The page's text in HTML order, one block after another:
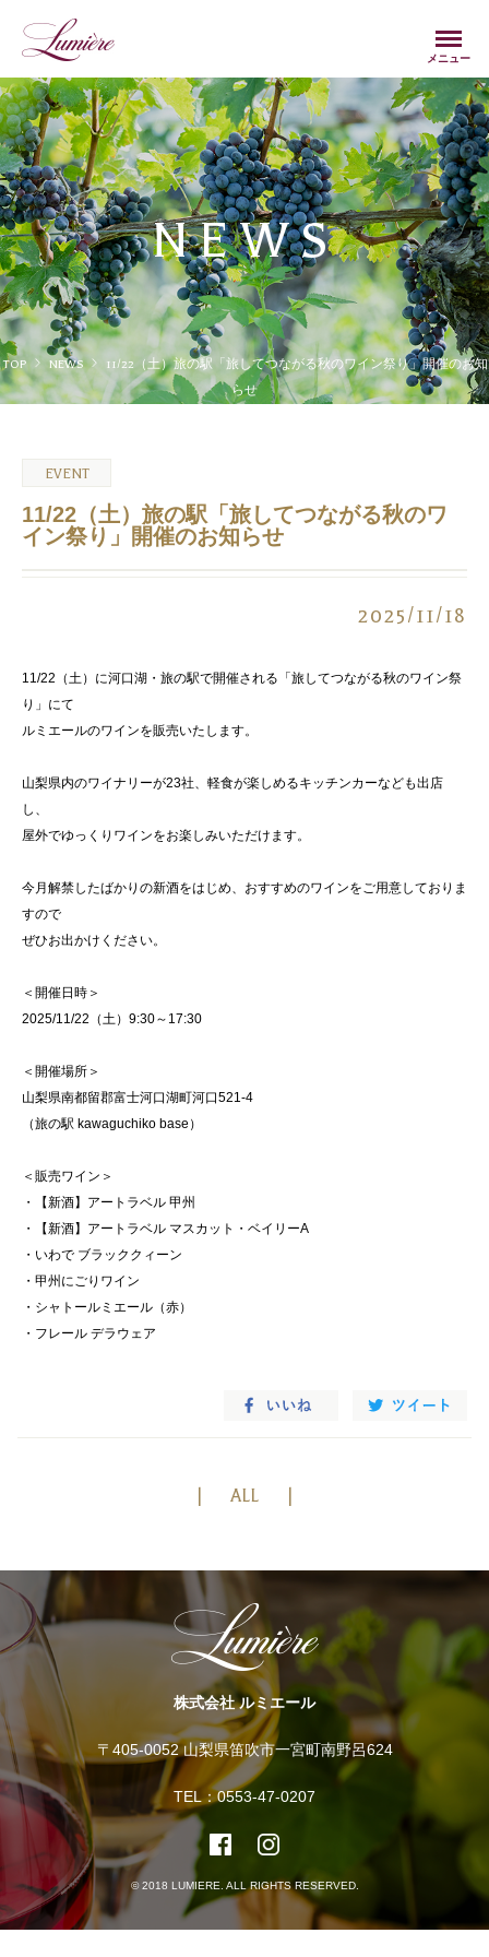
メニュー
NEWS
TOP NEWS
11/22（土）旅の駅「旅してつながる秋のワイン祭り」開催のお知
らせ
EVENT
11/22（土）旅の駅「旅してつながる秋のワ
イン祭り」開催のお知らせ
2025/11/18
11/22（土）に河口湖・旅の駅で開催される「旅してつながる秋のワイン祭
り」にて
ルミエールのワインを販売いたします。
山梨県内のワイナリーが23社、軽食が楽しめるキッチンカーなども出店
し、
屋外でゆっくりワインをお楽しみいただけます。
今月解禁したばかりの新酒をはじめ、おすすめのワインをご用意しておりま
すので
ぜひお出かけください。
＜開催日時＞
2025/11/22（土）9:30～17:30
＜開催場所＞
山梨県南都留郡富士河口湖町河口521-4
（旅の駅 kawaguchiko base）
＜販売ワイン＞
・【新酒】アートラベル 甲州
・【新酒】アートラベル マスカット・ベイリーA
・いわで ブラッククィーン
・甲州にごりワイン
・シャトールミエール（赤）
・フレール デラウェア
ALL
株式会社 ルミエール
〒405-0052 山梨県笛吹市一宮町南野呂624
TEL：0553-47-0207
© 2018 LUMIERE. ALL RIGHTS RESERVED.